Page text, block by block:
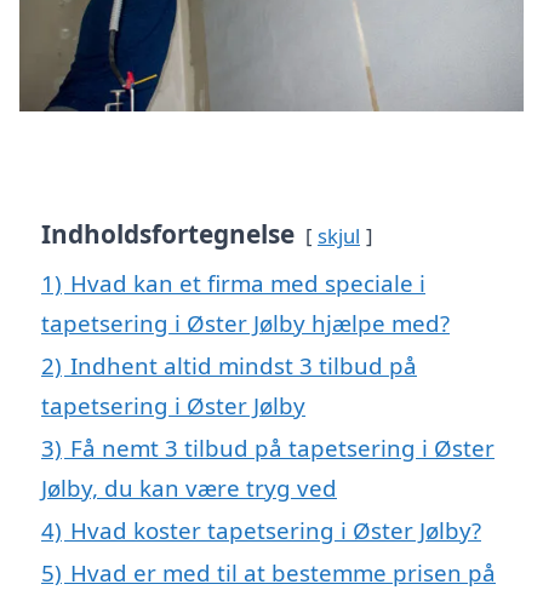
Indholdsfortegnelse skjul
1) Hvad kan et firma med speciale i
tapetsering i Øster Jølby hjælpe med?
2) Indhent altid mindst 3 tilbud på
tapetsering i Øster Jølby
3) Få nemt 3 tilbud på tapetsering i Øster
Jølby, du kan være tryg ved
4) Hvad koster tapetsering i Øster Jølby?
5) Hvad er med til at bestemme prisen på